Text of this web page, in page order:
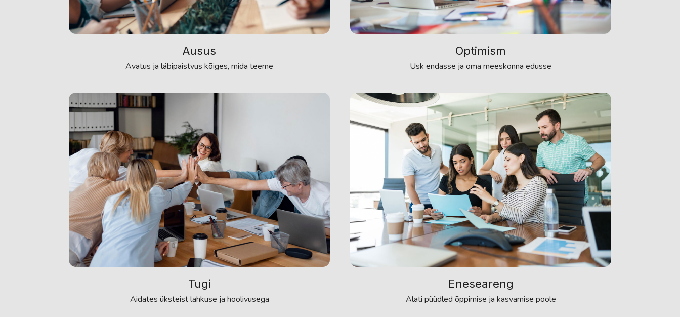
Ausus
Avatus ja läbipaistvus kõiges, mida teeme
Optimism
Usk endasse ja oma meeskonna edusse
Tugi
Aidates üksteist lahkuse ja hoolivusega
Eneseareng
Alati püüdled õppimise ja kasvamise poole